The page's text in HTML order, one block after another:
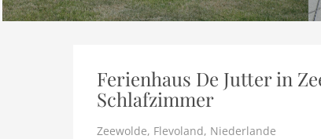
Ferienhaus De Jutter in
Schlafzimmer
Zeewolde, Flevoland, Niederlande